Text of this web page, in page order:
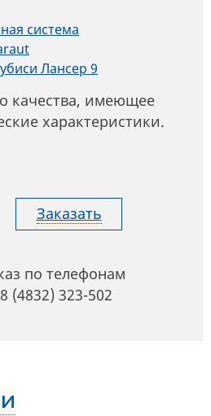
система
Лансер 9
качества, имеющее
характеристики.
Заказать
по телефонам
8 (4832) 323-502